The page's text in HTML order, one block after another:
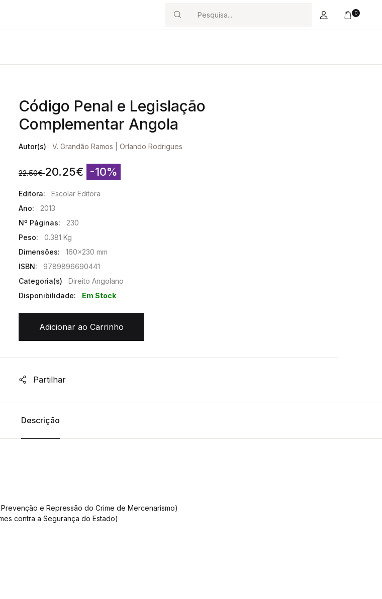
Search
0
Código Penal e Legislação
Complementar Angola
Autor(s) V. Grandão Ramos Orlando Rodrigues
22.50€ 20.25€ -10%
Editora:
Escolar Editora
Ano:
2013
Nº Páginas:
230
Peso:
0.381 Kg
Dimensões:
160x230 mm
ISBN:
9789896690441
Categoria(s)
Direito Angolano
Disponibilidade:
Em Stock
Adicionar ao Carrinho
Partilhar
Descrição
e Repressão do Crime de Mercenarismo)
contra a Segurança do Estado)